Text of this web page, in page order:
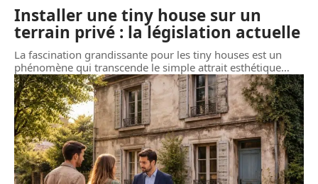
Installer une tiny house sur un
terrain privé : la législation actuelle
La fascination grandissante pour les tiny houses est un
phénomène qui transcende le simple attrait esthétique…